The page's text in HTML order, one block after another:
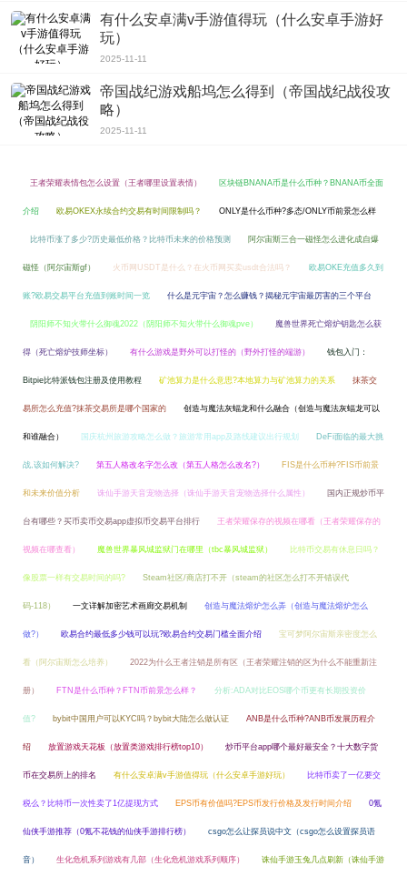
有什么安卓满v手游值得玩（什么安卓手游好
玩）
2025-11-11
帝国战纪游戏船坞怎么得到（帝国战纪战役攻
略）
2025-11-11
王者荣耀表情包怎么设置（王者哪里设置表情） 区块链BNANA币是什么币种？BNANA币全面
介绍 欧易OKEX永续合约交易有时间限制吗？ ONLY是什么币种?多态/ONLY币前景怎么样
比特币涨了多少?历史最低价格？比特币未来的价格预测 阿尔宙斯三合一磁怪怎么进化成自爆
磁怪（阿尔宙斯gf） 火币网USDT是什么？在火币网买卖usdt合法吗？ 欧易OKE充值多久到
账?欧易交易平台充值到账时间一览 什么是元宇宙？怎么赚钱？揭秘元宇宙最厉害的三个平台
阴阳师不知火带什么御魂2022（阴阳师不知火带什么御魂pve） 魔兽世界死亡熔炉钥匙怎么获
得（死亡熔炉技师坐标） 有什么游戏是野外可以打怪的（野外打怪的端游） 钱包入门：
Bitpie比特派钱包注册及使用教程 矿池算力是什么意思?本地算力与矿池算力的关系 抹茶交
易所怎么充值?抹茶交易所是哪个国家的 创造与魔法灰蝠龙和什么融合（创造与魔法灰蝠龙可以
和谁融合） 国庆杭州旅游攻略怎么做？旅游常用app及路线建议出行规划 DeFi面临的最大挑
战,该如何解决? 第五人格改名字怎么改（第五人格怎么改名?） FIS是什么币种?FIS币前景
和未来价值分析 诛仙手游天音宠物选择（诛仙手游天音宠物选择什么属性） 国内正规炒币平
台有哪些？买币卖币交易app虚拟币交易平台排行 王者荣耀保存的视频在哪看（王者荣耀保存的
视频在哪查看） 魔兽世界暴风城监狱门在哪里（tbc暴风城监狱） 比特币交易有休息日吗？
像股票一样有交易时间的吗? Steam社区/商店打不开（steam的社区怎么打不开错误代
码-118） 一文详解加密艺术画廊交易机制 创造与魔法熔炉怎么弄（创造与魔法熔炉怎么
做?） 欧易合约最低多少钱可以玩?欧易合约交易门槛全面介绍 宝可梦阿尔宙斯亲密度怎么
看（阿尔宙斯怎么培养） 2022为什么王者注销是所有区（王者荣耀注销的区为什么不能重新注
册） FTN是什么币种？FTN币前景怎么样？ 分析:ADA对比EOS哪个币更有长期投资价
值? bybit中国用户可以KYC吗？bybit大陆怎么做认证 ANB是什么币种?ANB币发展历程介
绍 放置游戏天花板（放置类游戏排行榜top10） 炒币平台app哪个最好最安全？十大数字货
币在交易所上的排名 有什么安卓满v手游值得玩（什么安卓手游好玩） 比特币卖了一亿要交
税么？比特币一次性卖了1亿提现方式 EPS币有价值吗?EPS币发行价格及发行时间介绍 0氪
仙侠手游推荐（0氪不花钱的仙侠手游排行榜） csgo怎么让探员说中文（csgo怎么设置探员语
音） 生化危机系列游戏有几部（生化危机游戏系列顺序） 诛仙手游玉兔几点刷新（诛仙手游